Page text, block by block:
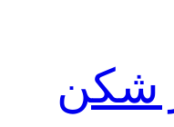
شکن